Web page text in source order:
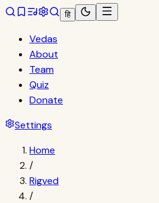
हि
Vedas
About
Team
Quiz
Donate
Settings
Home
/
Rigved
/